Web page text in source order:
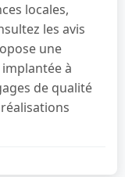
locales,
les avis
une
à
de qualité